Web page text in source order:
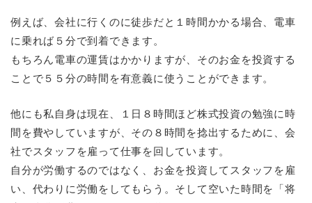
例えば、会社に行くのに徒歩だと１時間かかる場合、電車
に乗れば５分で到着できます。
もちろん電車の運賃はかかりますが、そのお金を投資する
ことで５５分の時間を有意義に使うことができます。
他にも私自身は現在、１日８時間ほど株式投資の勉強に時
間を費やしていますが、その８時間を捻出するために、会
社でスタッフを雇って仕事を回しています。
自分が労働するのではなく、お金を投資してスタッフを雇
い、代わりに労働をしてもらう。そして空いた時間を「将